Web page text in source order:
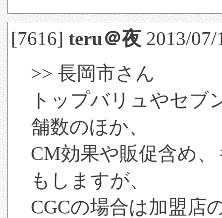
[7616]teru＠夜 2013/
>> 長岡市さん
トップバリュやセブ
舗数のほか、
CM効果や販促含め
もしますが、
CGCの場合は加盟店